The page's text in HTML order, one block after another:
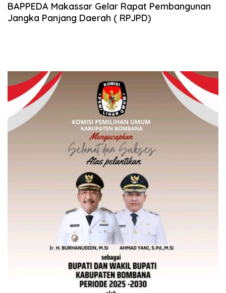
BAPPEDA Makassar Gelar Rapat Pembangunan
Jangka Panjang Daerah ( RPJPD)